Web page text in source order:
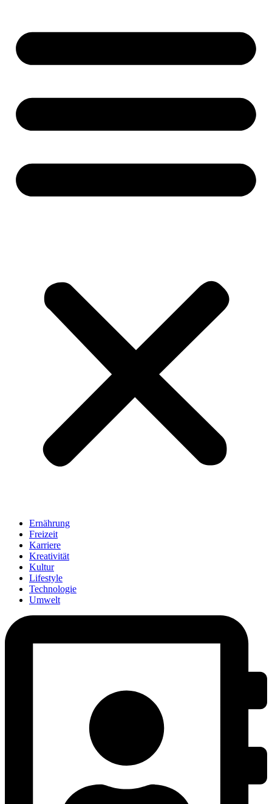
Ernährung
Freizeit
Karriere
Kreativität
Kultur
Lifestyle
Technologie
Umwelt